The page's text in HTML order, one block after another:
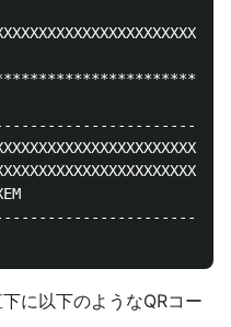
に以下のようなQRコー